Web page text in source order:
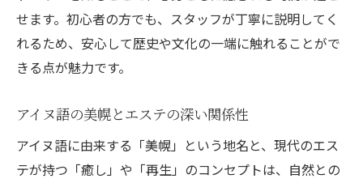
せます。初心者の方でも、スタッフが丁寧に説明してく
れるため、安心して歴史や文化の一端に触れることがで
きる点が魅力です。
アイヌ語の美幌とエステの深い関係性
アイヌ語に由来する「美幌」という地名と、現代のエス
テが持つ「癒し」や「再生」のコンセプトは、自然との